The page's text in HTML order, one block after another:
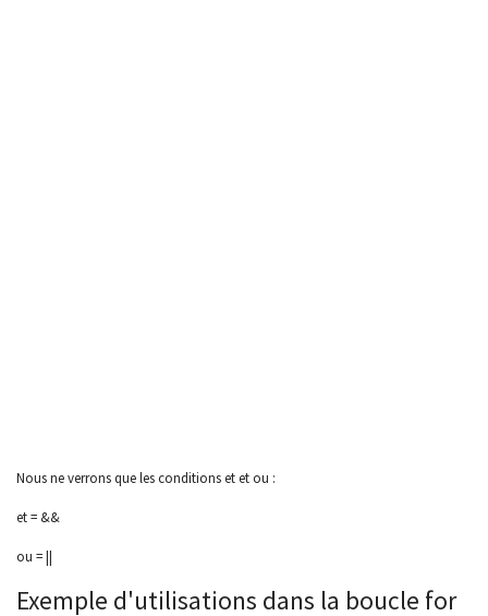
Nous ne verrons que les conditions et et ou :
et = &&
ou = ||
Exemple d'utilisations dans la boucle for